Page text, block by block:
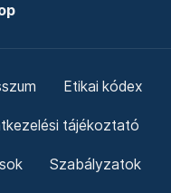
Etikai kódex
tájékoztató
Szabályzatok